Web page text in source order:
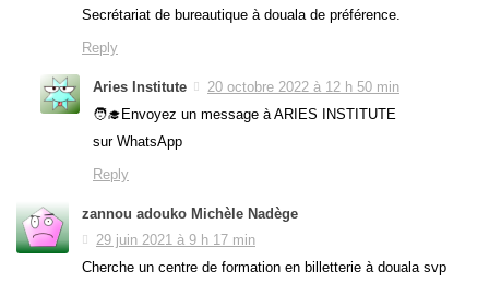
Secrétariat de bureautique à douala de préférence.
Reply
Aries Institute
20 octobre 2022 à 12 h 50 min
🧑‍🎓Envoyez un message à ARIES INSTITUTE
sur WhatsApp
Reply
zannou adouko Michèle Nadège
29 juin 2021 à 9 h 17 min
Cherche un centre de formation en billetterie à douala svp